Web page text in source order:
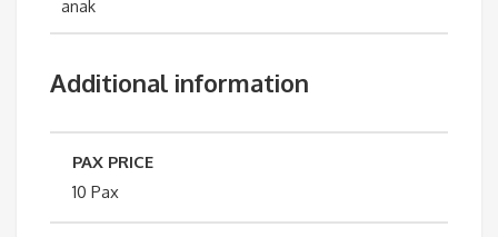
anak
Additional information
PAX PRICE
10 Pax